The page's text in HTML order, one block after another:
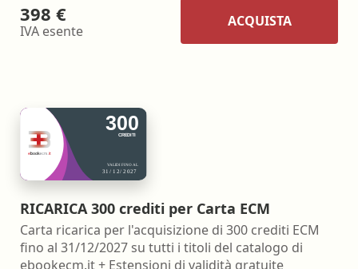
398 €
IVA esente
ACQUISTA
RICARICA 300 crediti per Carta ECM
Carta ricarica per l'acquisizione di 300 crediti ECM
fino al 31/12/2027 su tutti i titoli del catalogo di
ebookecm.it + Estensioni di validità gratuite